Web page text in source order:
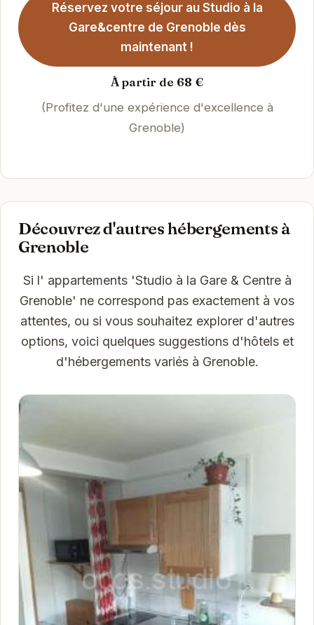
Réservez votre séjour au Studio à la
Gare&centre de Grenoble dès
maintenant !
À partir de 68 €
(Profitez d'une expérience d'excellence à
Grenoble)
Découvrez d'autres hébergements à
Grenoble
Si l' appartements 'Studio à la Gare & Centre à
Grenoble' ne correspond pas exactement à vos
attentes, ou si vous souhaitez explorer d'autres
options, voici quelques suggestions d'hôtels et
d'hébergements variés à Grenoble.